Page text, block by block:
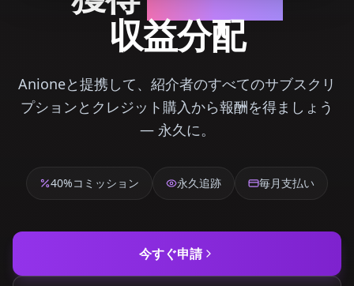
収益分配
Anioneと提携して、紹介者のすべてのサブスクリ
プションとクレジット購入から報酬を得ましょう
— 永久に。
40%コミッション 永久追跡 毎月支払い
今すぐ申請